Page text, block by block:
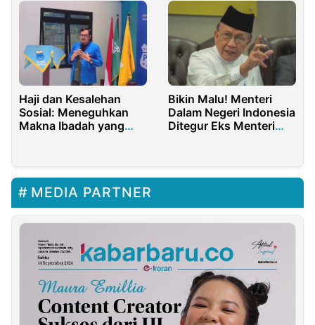
Haji dan Kesalehan
Sosial: Meneguhkan
Makna Ibadah yang
Bikin Malu! Menteri
Dalam Negeri Indonesia
Ditegur Eks Menteri
MEDIA PARTNER